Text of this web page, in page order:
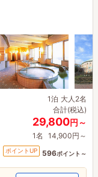
1泊 大人2名
合計(税込)
29,800円～
1名 14,900円～
ポイントUP 596ポイント～